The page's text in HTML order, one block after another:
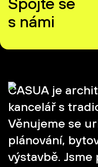
s námi
CASUA je
kancelář s
Věnujeme se
plánování,
výstavbě.